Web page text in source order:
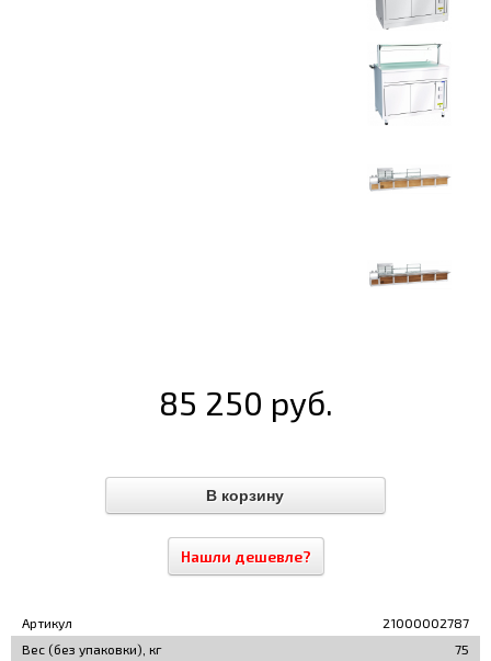
85 250 руб.
Нашли дешевле?
Артикул
21000002787
Вес (без упаковки), кг
75